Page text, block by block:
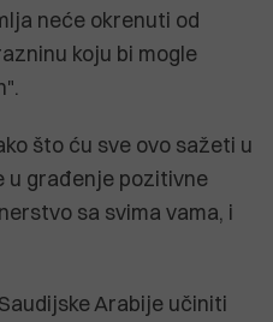
neće okrenuti od
koju bi mogle
što ću sve ovo sažeti u
u građenje pozitivne
sa svima vama, i
Arabije učiniti